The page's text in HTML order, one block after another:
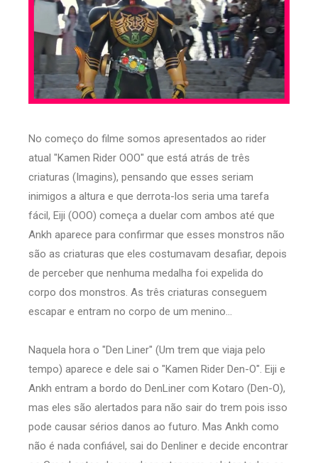
No começo do filme somos apresentados ao rider
atual "Kamen Rider OOO" que está atrás de três
criaturas (Imagins), pensando que esses seriam
inimigos a altura e que derrota-los seria uma tarefa
fácil, Eiji (OOO) começa a duelar com ambos até que
Ankh aparece para confirmar que esses monstros não
são as criaturas que eles costumavam desafiar, depois
de perceber que nenhuma medalha foi expelida do
corpo dos monstros. As três criaturas conseguem
escapar e entram no corpo de um menino...
Naquela hora o "Den Liner" (Um trem que viaja pelo
tempo) aparece e dele sai o "Kamen Rider Den-O". Eiji e
Ankh entram a bordo do DenLiner com Kotaro (Den-O),
mas eles são alertados para não sair do trem pois isso
pode causar sérios danos ao futuro. Mas Ankh como
não é nada confiável, sai do Denliner e decide encontrar